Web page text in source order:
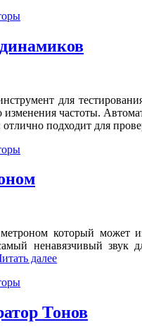
для
изменения частоты.
подходит для
который может
ненавязчивый
далее
Тонов